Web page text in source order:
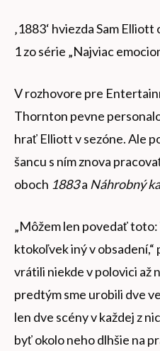
‚1883‘ hviezda Sam
1 zo série „Najviac
V rozhovore pre
Thornton pevne
hrať Elliott v sezóne. Ale
šancu s ním znova
oboch 1883a Náhrobný
„Môžem len povedať toto:
ktokoľvek iný v obsadení,“
vrátili niekde v polovici až
predtým sme urobili dve
len dve scény v každej z
byť okolo neho dlhšie na